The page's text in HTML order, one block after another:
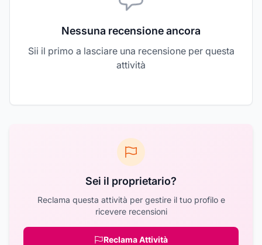
Nessuna recensione ancora
Sii il primo a lasciare una recensione per questa
attività
Sei il proprietario?
Reclama questa attività per gestire il tuo profilo e
ricevere recensioni
Reclama Attività